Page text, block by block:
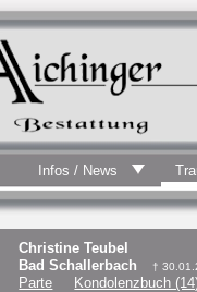
Infos / News
Christine Teubel
Bad Schallerbach
†
Parte
Kondolenzbuch